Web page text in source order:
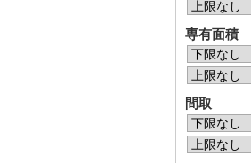
専有面積
間取